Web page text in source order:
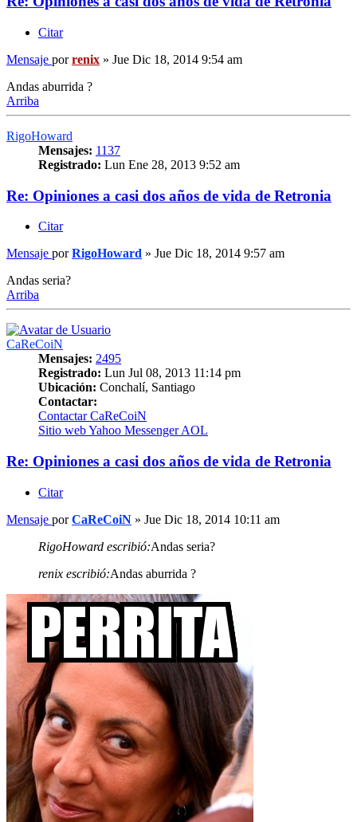
Citar
Mensaje porrenix » Jue Dic 18, 2014 9:54 am
Andas aburrida ?
Arriba
RigoHoward
Mensajes: 1137
Registrado: Lun Ene 28, 2013 9:52 am
Re: Opiniones a casi dos años de vida de Retronia
Citar
Mensaje porRigoHoward » Jue Dic 18, 2014 9:57 am
Andas seria?
Arriba
CaReCoiN
Mensajes: 2495
Registrado: Lun Jul 08, 2013 11:14 pm
Ubicación: Conchalí, Santiago
Contactar:
Contactar CaReCoiN
Sitio webYahoo MessengerAOL
Re: Opiniones a casi dos años de vida de Retronia
Citar
Mensaje porCaReCoiN » Jue Dic 18, 2014 10:11 am
RigoHoward escribió:Andas seria?
renix escribió:Andas aburrida ?